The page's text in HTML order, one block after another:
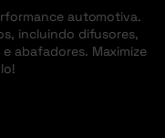
automotiva.
incluindo difusores,
abafadores. Maximize